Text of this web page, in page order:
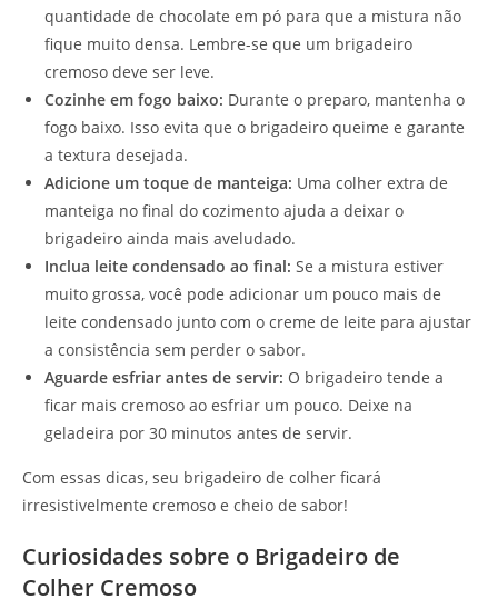
quantidade de chocolate em pó para que a mistura não
fique muito densa. Lembre-se que um brigadeiro
cremoso deve ser leve.
Cozinhe em fogo baixo: Durante o preparo, mantenha o
fogo baixo. Isso evita que o brigadeiro queime e garante
a textura desejada.
Adicione um toque de manteiga: Uma colher extra de
manteiga no final do cozimento ajuda a deixar o
brigadeiro ainda mais aveludado.
Inclua leite condensado ao final: Se a mistura estiver
muito grossa, você pode adicionar um pouco mais de
leite condensado junto com o creme de leite para ajustar
a consistência sem perder o sabor.
Aguarde esfriar antes de servir: O brigadeiro tende a
ficar mais cremoso ao esfriar um pouco. Deixe na
geladeira por 30 minutos antes de servir.
Com essas dicas, seu brigadeiro de colher ficará
irresistivelmente cremoso e cheio de sabor!
Curiosidades sobre o Brigadeiro de
Colher Cremoso